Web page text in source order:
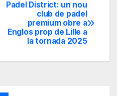
Padel District: un nou
club de padel
premium obre a
Englos prop de Lille a
la tornada 2025